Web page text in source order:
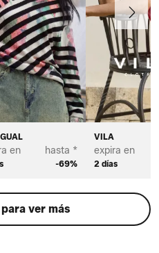
en hasta *
-69%
VILA
expira en
2 días
ver más